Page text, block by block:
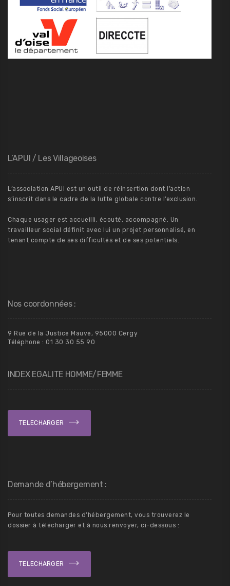
L’APUI / Les Villageoises
L’association APUI est un outil de réinsertion dont l’action
s’inscrit dans le cadre de la lutte globale contre l’exclusion.
Chaque usager est accueilli, écouté, accompagné. Un
travailleur social définit avec lui un projet personnalisé, en
tenant compte de ses difficultés et de ses potentiels.
Nos coordonnées :
9 Rue de la Justice Mauve, 95000 Cergy
Téléphone : 01 30 30 55 90
INDEX EGALITE HOMME/FEMME
TELECHARGER
Demande d’hébergement :
Pour toutes demandes d’hébergement, vous trouverez le
dossier à télécharger et à nous renvoyer, ci-dessous :
TELECHARGER